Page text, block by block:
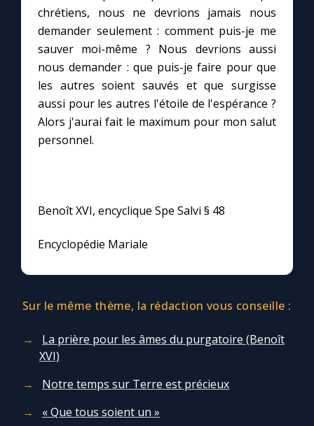
chrétiens, nous ne devrions jamais nous
demander seulement : comment puis-je me
sauver moi-même ? Nous devrions aussi
nous demander : que puis-je faire pour que
les autres soient sauvés et que surgisse
aussi pour les autres l'étoile de l'espérance ?
Alors j'aurai fait le maximum pour mon salut
personnel.
Benoît XVI, encyclique Spe Salvi § 48
Encyclopédie Mariale
Sur le même thème, la rédaction vous conseille :
La prière pour les âmes du purgatoire (Benoît
XVI)
Notre temps sur Terre est précieux
« Que tous soient un »